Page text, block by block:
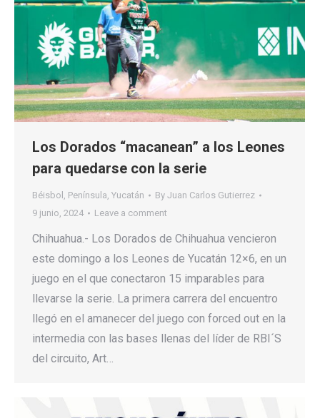
Los Dorados “macanean” a los Leones
para quedarse con la serie
Béisbol , Península, Yucatán By Juan Carlos Gutierrez
9 junio, 2024
Leave a comment
Chihuahua.- Los Dorados de Chihuahua vencieron
este domingo a los Leones de Yucatán 12×6, en un
juego en el que conectaron 15 imparables para
llevarse la serie. La primera carrera del encuentro
llegó en el amanecer del juego con forced out en la
intermedia con las bases llenas del líder de RBI´S
del circuito, Art…